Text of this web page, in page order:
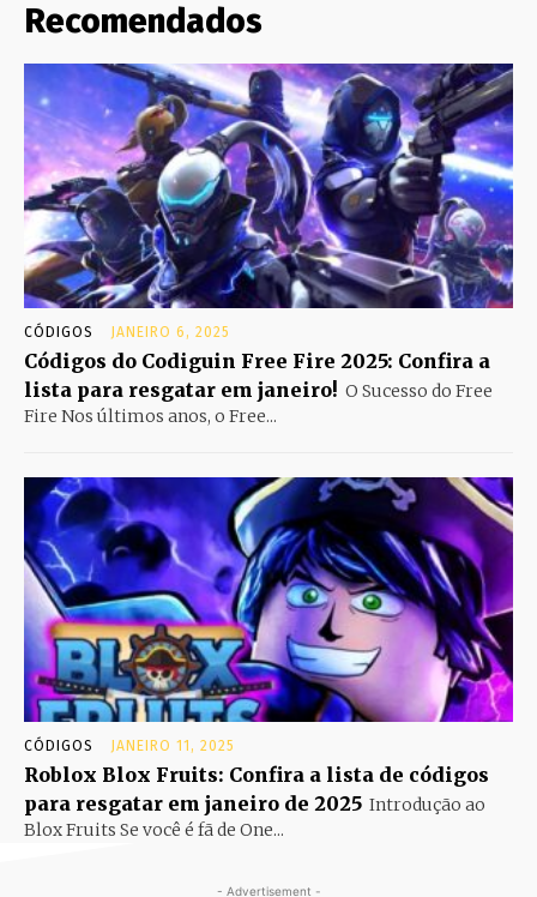
Recomendados
CÓDIGOS JANEIRO 6, 2025
Códigos do Codiguin Free Fire 2025: Confira a
lista para resgatar em janeiro! O Sucesso do Free
Fire Nos últimos anos, o Free...
CÓDIGOS JANEIRO 11, 2025
Roblox Blox Fruits: Confira a lista de códigos
para resgatar em janeiro de 2025 Introdução ao
Blox Fruits Se você é fã de One...
- Advertisement -